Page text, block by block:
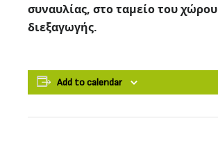
συναυλίας, στο ταμείο του χώρου
διεξαγωγής.
Add to calendar